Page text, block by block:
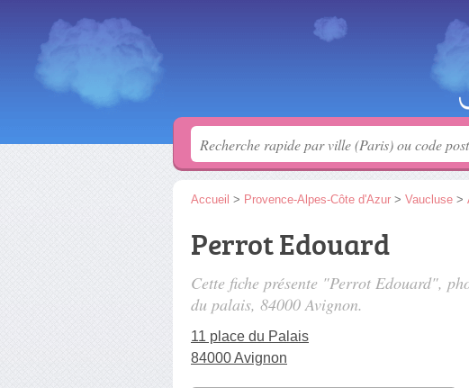
Accueil > Provence-Alpes-Côte d'Azur > Vaucluse >
Perrot Edouard
Cette fiche présente "Perrot Edouard",
du palais, 84000 Avignon.
11 place du Palais
84000 Avignon